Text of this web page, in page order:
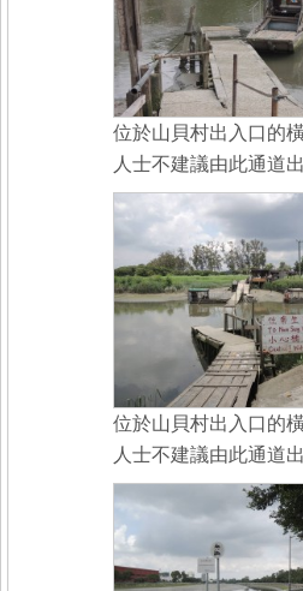
位於山貝村出入口的
人士不建議由此通道
位於山貝村出入口的
人士不建議由此通道